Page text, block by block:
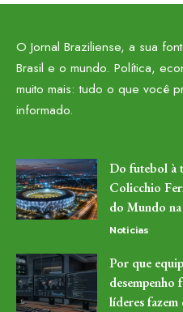
O Jornal Braziliense, a sua
Brasil e o mundo. Política,
muito mais: tudo o que você
informado.
Do futebol à
Colicchio
do Mundo
Noticias
Por que
desempenho
líderes fazem